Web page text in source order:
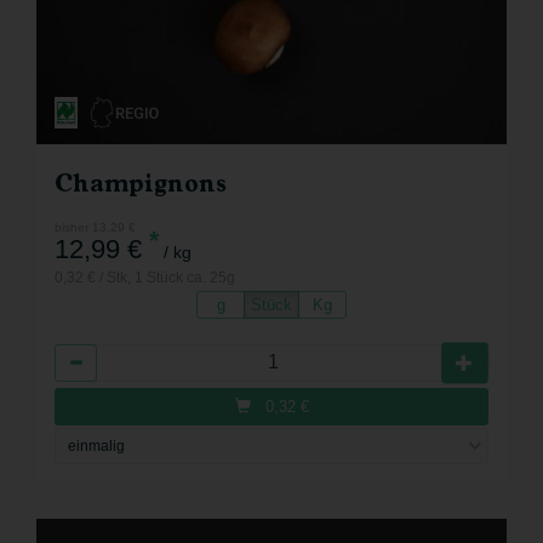
Champignons
12,99 € * / kg
g Stück Kg
0,32 €